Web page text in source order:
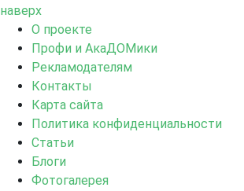
наверх
О проекте
Профи и АкаДОМики
Рекламодателям
Контакты
Карта сайта
Политика конфиденциальности
Статьи
Блоги
Фотогалерея